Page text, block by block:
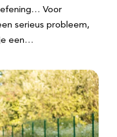
Voor
serieus probleem,
een…